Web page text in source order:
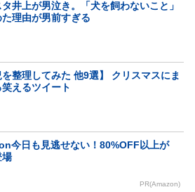
タ井上が男泣き。「犬を飼わないこと」
た理由が男前すぎる
を整理してみた 他9選】 クリスマスにま
えるツイート
今日も見逃せない！80%OFF以上が
場
PR(Amazon)